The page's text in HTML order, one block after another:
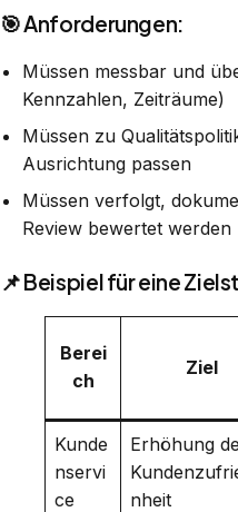
🎯 Anforderungen:
Müssen messbar und
Kennzahlen, Zeiträume)
Müssen zu
Ausrichtung passen
Müssen verfolgt,
Review bewertet werden
📌 Beispiel für eine
Berei
ch
Ziel
Kunde
nservi
ce
Erhöhung
nheit